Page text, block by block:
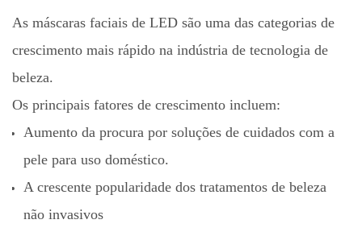
As máscaras faciais de LED são uma das categorias de
crescimento mais rápido na indústria de tecnologia de
beleza.
Os principais fatores de crescimento incluem:
Aumento da procura por soluções de cuidados com a
pele para uso doméstico.
A crescente popularidade dos tratamentos de beleza
não invasivos